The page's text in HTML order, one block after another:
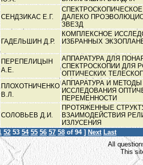
СЕНДЗИКАС Е.Г.
ДАЛЕКО
ЗВЕЗД
ГАДЕЛЬШИН Д.Р.
КОМПЛЕКСНОЕ
ИЗБРАННЫХ
ПЕРЕПЕЛИЦЫН
А.Е.
АППАРАТУРА ДЛЯ
СПЕКТРОСКОПИИ ДЛЯ
ОПТИЧЕСКИХ
ПЛОХОТНИЧЕНКО
В.Л.
АППАРАТУРА И
ИССЛЕДОВАНИЯ
ПЕРЕМЕННОСТИ
СОЛОВЬЕВ Д.И.
ПРОТЯЖЕННЫЕ
ВЗАИМОДЕЙСТВИЯ
ИЗЛУСЕНИЯ
52 53 54 55 56 57 58 of 94 ] Next Last
All
This